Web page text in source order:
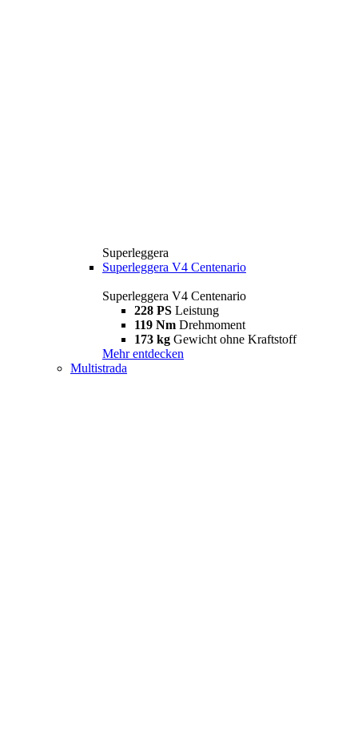
Superleggera
Superleggera V4 Centenario
Superleggera V4 Centenario
228 PS Leistung
119 Nm Drehmoment
173 kg Gewicht ohne Kraftstoff
Mehr entdecken
Multistrada